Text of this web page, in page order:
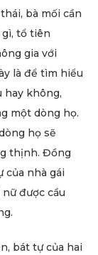
bà mối cần
tổ tiên
gia với
là để tìm hiểu
hay không,
một dòng họ.
họ sẽ
thịnh. Đồng
của nhà gái
được cầu
bát tự của hai